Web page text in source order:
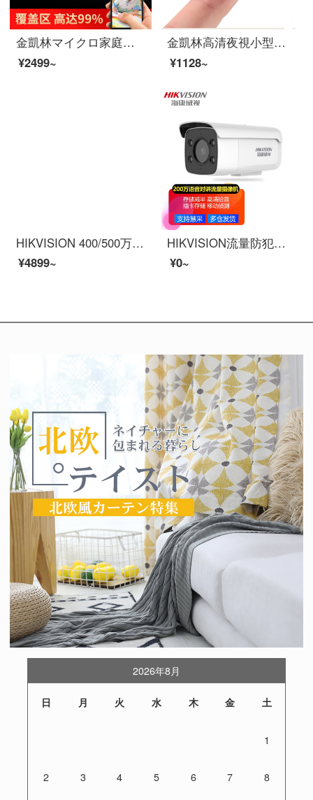
金凱林マイクロ家庭用無線小型監視カメラwifi携帯電話遠隔移動追跡監視カメラ360度雲台監視カメラ64 Gメモリカード
¥2499~
金凱林高清夜視小型小型カメラミニスポーツカメラ小型監視カメラ家庭用小型ビデオカメラ用ポケットサイズDVピンホール空眼撮影ヘッド黒の標準装備テープ8 G高速カード
¥1128~
HIKVISION 400/500万poe e e e int ness net防御犯カメラHD夜視商用室外スホーリモトでモネータ2 C 3 T 56 FWD-V 2-I 3【500万インテジ警戒ボルテックスコーナー】TFD-III 3
¥4899~
HIKVISION流量防犯カードド监视家庭用HD夜間テレビ室外アウドゥイイインテファミリーモニルタ不要イルターネリングで【200万・标准版・サポート录音】2 T26 XM 6 mm
¥0~
2026年8月
日 月 火 水 木 金 土
1
2 3 4 5 6 7 8